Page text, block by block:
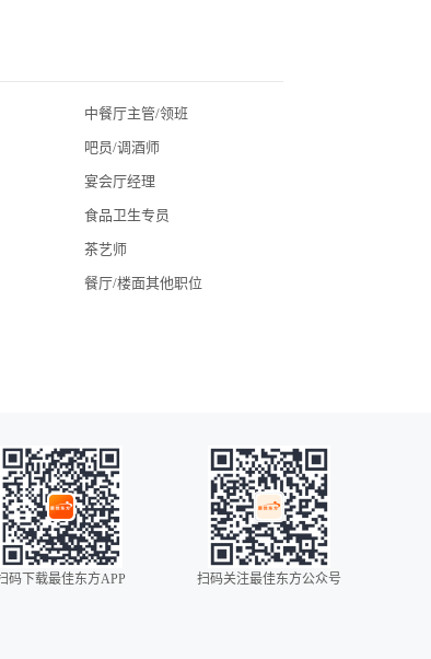
中餐厅主管/领班
吧员/调酒师
宴会厅经理
食品卫生专员
茶艺师
餐厅/楼面其他职位
无锡酒店招聘
扬州酒店招聘
码下载最佳东方APP 扫码关注最佳东方公众号